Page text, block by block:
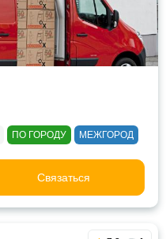
ПО ГОРОДУ МЕЖГОРОД
Связаться